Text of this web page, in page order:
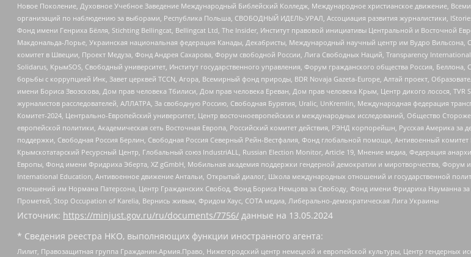
Новое Поколение, Духовное Учебное Заведение Международный Библейский Колледж, Международное христианское движение,
организаций по наблюдению за выборами, Республика Польша, СВОБОДНЫЙ ИДЕЛЬ-УРАЛ, Ассоциация развития журналистики,
Фонд имени Генриха Бёлля, Stichting Bellingcat, Bellingcat Ltd, The Insider, Институт правовой инициативы Центральной и Восточной
Макдональда-Лорье, Украинская национальная федерация Канады, Декабристы, Международный научный центр им Вудро Вильсона,
комитет в Швеции, Проект Медуза, Фонд Андрея Сахарова, Форум свободной России, Лига Свободных Наций, Transparеncy
Solidarus, КрымSOS, Свободный университет, Институт государственного управления, Форум гражданского общества Россия,
борьбы с коррупцией Инк, Завет церквей TCCN, Агора, Всемирный фонд природы, BDR Novaja Gazeta-Europe, Алтай проект,
имени Бориса Звозскова, Дом прав человека Тбилиси, Дом прав человека Ереван, Дом прав человека Крым, Центр дикого лосося,
журналистов расследователей, АЛЛАТРА, За свободную Россию, Свободная Бурятия, Uralic, UnKremlin, Международная федерация
Комитет-2024, Центрально-Европейский университет, Центр восточноевропейских и международных исследований, Общество
европейской политики, Академическая сеть Восточная Европа, Российский комитет действия, РЭНД корпорейшн, Русская Америка за
поддержки, Свободная Россия Берлин, Свободная Россия Северный Рейн-Вестфалия, Фонд глобальной помощи, Антивоенный
Крымскотатарский Ресурсный Центр, Глобальный союз IndustriALL, Russian Election Monitor, Article 19, Мнение медиа, Федерация
Европы, Фонд имени Фридриха Эберта, XZ gGmbH, Мобильная академия поддержки гендерной демократии и миротворчества,
International Education, Антивоенное движение Антальи, Открытый диалог, Школа международных отношений и государственной
отношений им Нормана Патерсона, Центр Гражданских Свобод, Фонд Бориса Немцова за Свободу, Фонд имени Фридриха Науманна за
Прометей, Stop Occupation of Karelia, Вернись живым, Фридом Хаус, СОТА медиа, Либерально-демократическая Лига Украины
Источник: https://minjust.gov.ru/ru/documents/7756/ данные на 13.05.2024
* Сведения реестра НКО, выполняющих функции иностранного агента:
Лилит, Правозащитная группа Гражданин.Армия.Право, Нижегородский центр немецкой и европейской культуры, Центр гендерных